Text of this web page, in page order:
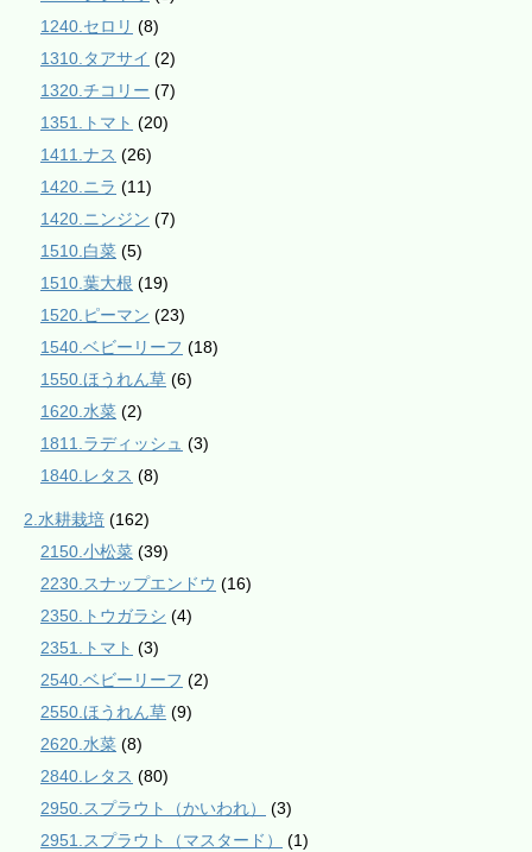
1240.セロリ (8)
1310.タアサイ (2)
1320.チコリー (7)
1351.トマト (20)
1411.ナス (26)
1420.ニラ (11)
1420.ニンジン (7)
1510.白菜 (5)
1510.葉大根 (19)
1520.ピーマン (23)
1540.ベビーリーフ (18)
1550.ほうれん草 (6)
1620.水菜 (2)
1811.ラディッシュ (3)
1840.レタス (8)
2.水耕栽培 (162)
2150.小松菜 (39)
2230.スナップエンドウ (16)
2350.トウガラシ (4)
2351.トマト (3)
2540.ベビーリーフ (2)
2550.ほうれん草 (9)
2620.水菜 (8)
2840.レタス (80)
2950.スプラウト（かいわれ）
(3)
2951.スプラウト（マスタード）
(1)